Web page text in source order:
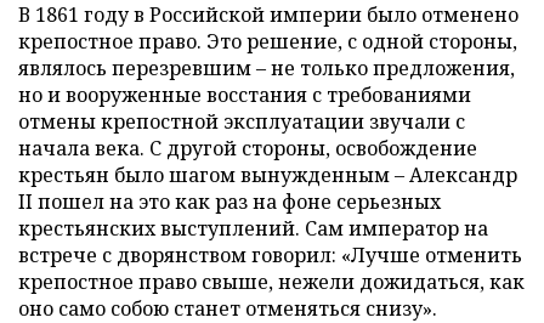
В 1861 году в Российской империи было отменено
крепостное право. Это решение, с одной стороны,
являлось перезревшим – не только предложения,
но и вооруженные восстания с требованиями
отмены крепостной эксплуатации звучали с
начала века. С другой стороны, освобождение
крестьян было шагом вынужденным – Александр
II пошел на это как раз на фоне серьезных
крестьянских выступлений. Сам император на
встрече с дворянством говорил: «Лучше отменить
крепостное право свыше, нежели дожидаться, как
оно само собою станет отменяться снизу».